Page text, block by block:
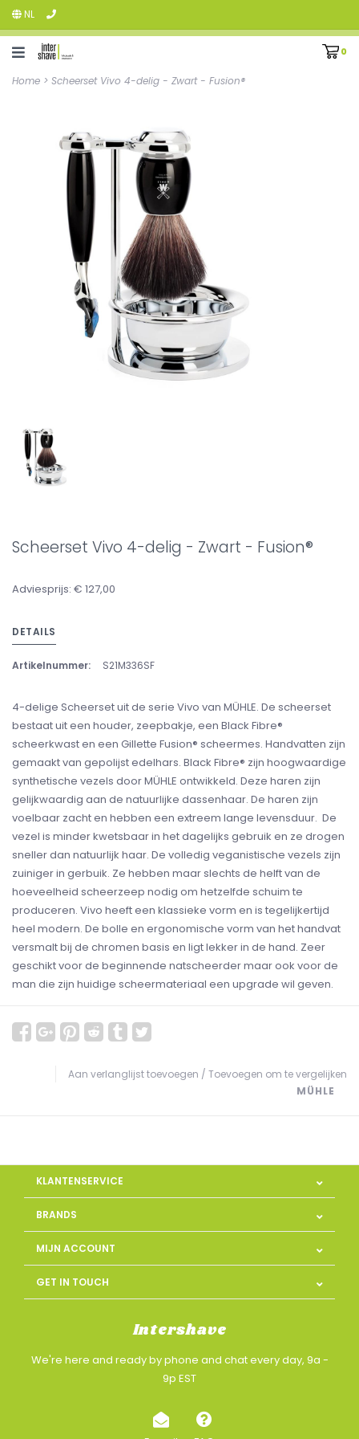
NL
0
Home > Scheerset Vivo 4-delig - Zwart - Fusion®
Scheerset Vivo 4-delig - Zwart - Fusion®
Adviesprijs: € 127,00
DETAILS
Artikelnummer: S21M336SF
4-delige Scheerset uit de serie Vivo van MÜHLE. De scheerset
bestaat uit een houder, zeepbakje, een Black Fibre®
scheerkwast en een Gillette Fusion® scheermes. Handvatten zijn
gemaakt van gepolijst edelhars. Black Fibre® zijn hoogwaardige
synthetische vezels door MÜHLE ontwikkeld. Deze haren zijn
gelijkwaardig aan de natuurlijke dassenhaar. De haren zijn
voelbaar zacht en hebben een extreem lange levensduur. De
vezel is minder kwetsbaar in het dagelijks gebruik en ze drogen
sneller dan natuurlijk haar. De volledig veganistische vezels zijn
zuiniger in gerbuik. Ze hebben maar slechts de helft van de
hoeveelheid scheerzeep nodig om hetzelfde schuim te
produceren. Vivo heeft een klassieke vorm en is tegelijkertijd
heel modern. De bolle en ergonomische vorm van het handvat
versmalt bij de chromen basis en ligt lekker in de hand. Zeer
geschikt voor de beginnende natscheerder maar ook voor de
man die zijn huidige scheermateriaal een upgrade wil geven.
Aan verlanglijst toevoegen / Toevoegen om te vergelijken
MÜHLE
KLANTENSERVICE
BRANDS
MIJN ACCOUNT
GET IN TOUCH
Intershave
We're here and ready by phone and chat every day, 9a -
9p EST